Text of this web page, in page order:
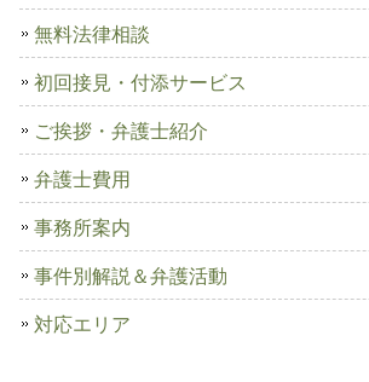
無料法律相談
初回接見・付添サービス
ご挨拶・弁護士紹介
弁護士費用
事務所案内
事件別解説＆弁護活動
対応エリア